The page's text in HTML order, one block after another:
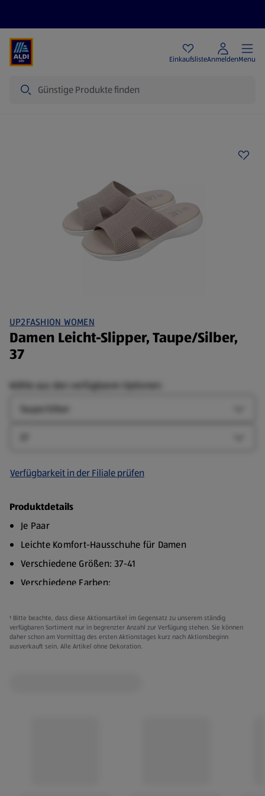
EinkaufslisteAnmeldenMenu
UP2FASHION WOMEN
Damen Leicht-Slipper, Taupe/Silber,
37
Wähle aus den verfügbaren Optionen:
Verfügbarkeit in der Filiale prüfen
Produktdetails
Je Paar
Leichte Komfort-Hausschuhe für Damen
Verschiedene Größen: 37-41
Verschiedene Farben:
Marineblau/Silber
Obermaterial:
¹ Bitte beachte, dass diese Aktionsartikel im Gegensatz zu unserem ständig
verfügbaren Sortiment nur in begrenzter Anzahl zur Verfügung stehen. Sie können
daher schon am Vormittag des ersten Aktionstages kurz nach Aktionsbeginn
ausverkauft sein. Alle Artikel ohne Dekoration.